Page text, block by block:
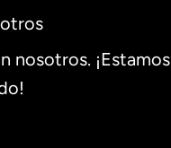
nosotros. ¡Estamos